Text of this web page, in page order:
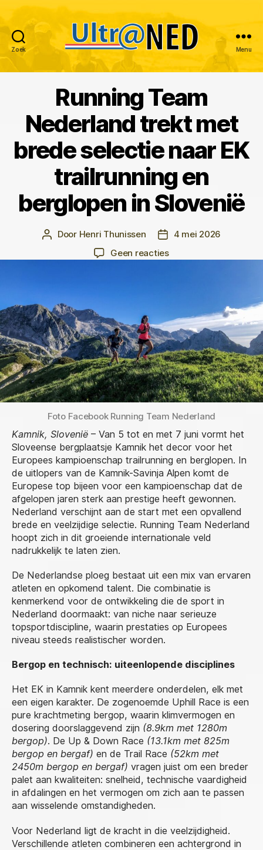
Zoek
Ultraned
Menu
Categorieën
Running Team
Nederland trekt met
brede selectie naar EK
trailrunning en
berglopen in Slovenië
Berichtauteur
Door Henri Thunissen Berichtdatum
4 mei 2026
Geen reactiesop
met
brede
selectie
naar
EK
trailrunning
en
in
Slovenië
Foto Facebook Running Team Nederland
Kamnik, Slovenië – Van 5 tot en met 7 juni vormt het
Sloveense bergplaatsje Kamnik het decor voor het
Europees kampioenschap trailrunning en berglopen. In
de uitlopers van de Kamnik-Savinja Alpen komt de
Europese top bijeen voor een kampioenschap dat de
afgelopen jaren sterk aan prestige heeft gewonnen.
Nederland verschijnt aan de start met een opvallend
brede en veelzijdige selectie. Running Team Nederland
hoopt zich in dit groeiende internationale veld
nadrukkelijk te laten zien.
De Nederlandse ploeg bestaat uit een mix van ervaren
atleten en opkomend talent. Die combinatie is
kenmerkend voor de ontwikkeling die de sport in
Nederland doormaakt: van niche naar serieuze
topsportdiscipline, waarin prestaties op Europees
niveau steeds realistischer worden.
Bergop en technisch: uiteenlopende disciplines
Het EK in Kamnik kent meerdere onderdelen, elk met
een eigen karakter. De zogenoemde Uphill Race is een
pure krachtmeting bergop, waarin klimvermogen en
dosering doorslaggevend zijn (8.9km met 1280m
bergop). De Up & Down Race (13.1km met 825m
bergop en bergaf) en de Trail Race (52km met
2450m bergop en bergaf) vragen juist om een breder
palet aan kwaliteiten: snelheid, technische vaardigheid
in afdalingen en het vermogen om zich aan te passen
aan wisselende omstandigheden.
Voor Nederland ligt de kracht in die veelzijdigheid.
Verschillende atleten combineren een achtergrond in